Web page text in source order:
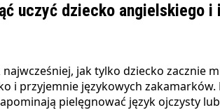
uczyć dziecko angielskiego i
najwcześniej, jak tylko dziecko zacznie
i przyjemnie językowych
pielęgnować język ojczysty